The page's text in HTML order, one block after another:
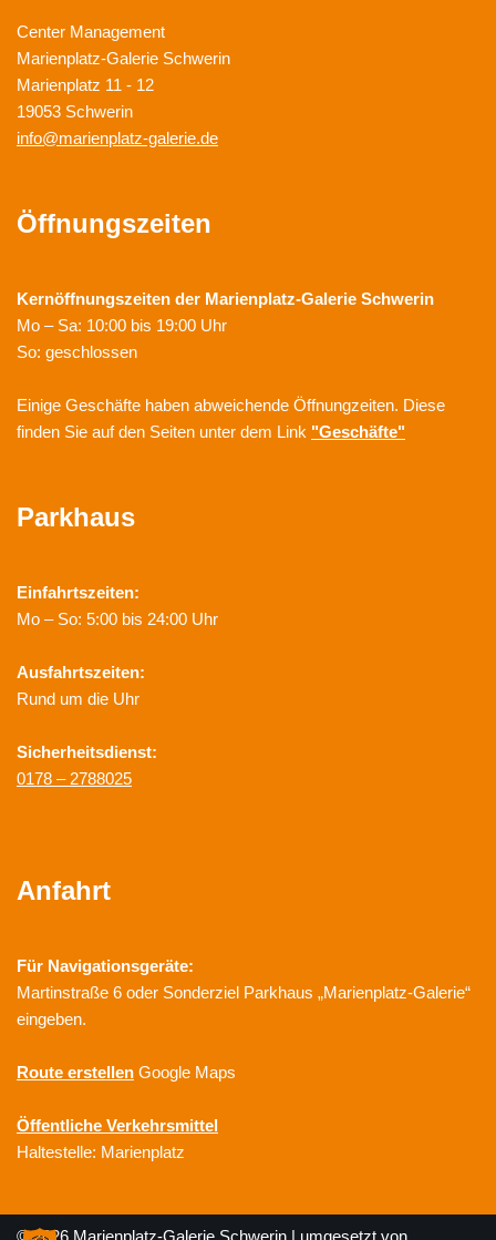
Center Management
Marienplatz-Galerie Schwerin
Marienplatz 11 - 12
19053 Schwerin
info@marienplatz-galerie.de
Öffnungszeiten
Kernöffnungszeiten der Marienplatz-Galerie Schwerin
Mo – Sa: 10:00 bis 19:00 Uhr
So: geschlossen
Einige Geschäfte haben abweichende Öffnungzeiten. Diese
finden Sie auf den Seiten unter dem Link "Geschäfte"
Parkhaus
Einfahrtszeiten:
Mo – So: 5:00 bis 24:00 Uhr
Ausfahrtszeiten:
Rund um die Uhr
Sicherheitsdienst:
0178 – 2788025
Anfahrt
Für Navigationsgeräte:
Martinstraße 6 oder Sonderziel Parkhaus „Marienplatz-Galerie“
eingeben.
Route erstellen Google Maps
Öffentliche Verkehrsmittel
Haltestelle: Marienplatz
© 2026 Marienplatz-Galerie Schwerin | umgesetzt von